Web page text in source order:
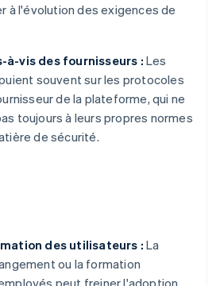
à l'évolution des exigences de
à-vis des fournisseurs : Les
souvent sur les protocoles
de la plateforme, qui ne
toujours à leurs propres normes
de sécurité.
des utilisateurs : La
ou la formation